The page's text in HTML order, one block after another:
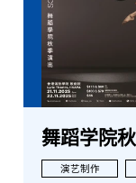
舞蹈学院
演艺制作